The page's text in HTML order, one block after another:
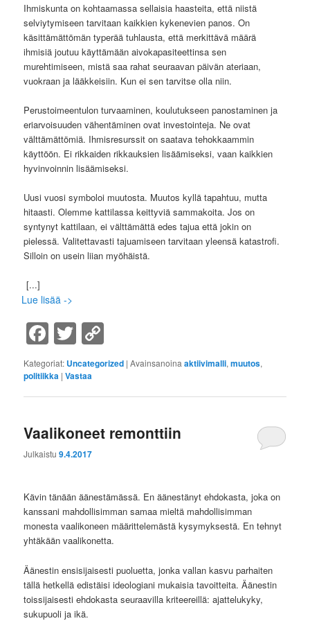
Ihmiskunta on kohtaamassa sellaisia haasteita, että niistä
selviytymiseen tarvitaan kaikkien kykenevien panos. On
käsittämättömän typerää tuhlausta, että merkittävä määrä
ihmisiä joutuu käyttämään aivokapasiteettinsa sen
murehtimiseen, mistä saa rahat seuraavan päivän ateriaan,
vuokraan ja lääkkeisiin. Kun ei sen tarvitse olla niin.
Perustoimeentulon turvaaminen, koulutukseen panostaminen ja
eriarvoisuuden vähentäminen ovat investointeja. Ne ovat
välttämättömiä. Ihmisresurssit on saatava tehokkaammin
käyttöön. Ei rikkaiden rikkauksien lisäämiseksi, vaan kaikkien
hyvinvoinnin lisäämiseksi.
Uusi vuosi symboloi muutosta. Muutos kyllä tapahtuu, mutta
hitaasti. Olemme kattilassa keittyviä sammakoita. Jos on
syntynyt kattilaan, ei välttämättä edes tajua että jokin on
pielessä. Valitettavasti tajuamiseen tarvitaan yleensä katastrofi.
Silloin on usein liian myöhäistä.
[...]
Lue lisää ->
Facebook
Twitter
Link
Kategoriat: Uncategorized |Avainsanoina aktiivimalli,muutos,
politiikka |Vastaa
Vaalikoneet remonttiin
Julkaistu9.4.2017
Kävin tänään äänestämässä. En äänestänyt ehdokasta, joka on
kanssani mahdollisimman samaa mieltä mahdollisimman
monesta vaalikoneen määrittelemästä kysymyksestä. En tehnyt
yhtäkään vaalikonetta.
Äänestin ensisijaisesti puoluetta, jonka vallan kasvu parhaiten
tällä hetkellä edistäisi ideologiani mukaisia tavoitteita. Äänestin
toissijaisesti ehdokasta seuraavilla kriteereillä: ajattelukyky,
sukupuoli ja ikä.